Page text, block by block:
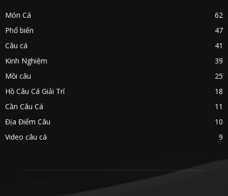
Món Cá
62
Phổ biến
47
Câu cá
41
Kinh Nghiệm
39
Mồi câu
25
Hồ Câu Cá Giải Trí
18
Cần Câu Cá
11
Địa Điểm Câu
10
Video câu cá
9